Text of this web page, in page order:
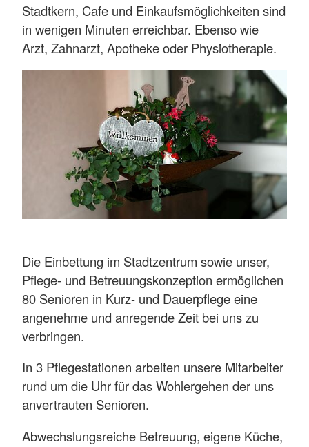
Stadtkern, Cafe und Einkaufsmöglichkeiten sind
in wenigen Minuten erreichbar. Ebenso wie
Arzt, Zahnarzt, Apotheke oder Physiotherapie.
Die Einbettung im Stadtzentrum sowie unser,
Pflege- und Betreuungskonzeption ermöglichen
80 Senioren in Kurz- und Dauerpflege eine
angenehme und anregende Zeit bei uns zu
verbringen.
In 3 Pflegestationen arbeiten unsere Mitarbeiter
rund um die Uhr für das Wohlergehen der uns
anvertrauten Senioren.
Abwechslungsreiche Betreuung, eigene Küche,